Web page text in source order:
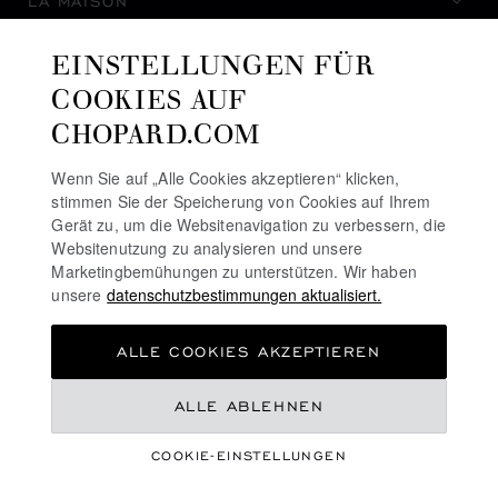
AUF DEM LAUFENDEN BLEIBEN
NEWSLETTER ABONNIEREN
COOKIE-RICHTLINIE
EINSTELLUNGEN FÜR
COOKIES AUF
CHOPARD.COM
Wenn Sie auf „Alle Cookies akzeptieren“ klicken,
stimmen Sie der Speicherung von Cookies auf Ihrem
Gerät zu, um die Websitenavigation zu verbessern, die
Websitenutzung zu analysieren und unsere
Marketingbemühungen zu unterstützen. Wir haben
unsere datenschutzbestimmungen aktualisiert.
COOKIE-EINSTELLUNGEN
ALLE ABLEHNEN
ALLE COOKIES AKZEPTIEREN